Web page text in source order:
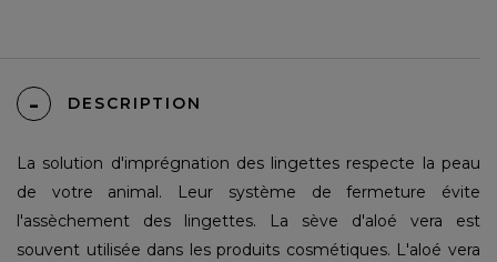
DESCRIPTION
La solution d'imprégnation des lingettes respecte la peau
de votre animal. Leur système de fermeture évite
l'assèchement des lingettes. La sève d'aloé vera est
souvent utilisée dans les produits cosmétiques. L'aloé vera